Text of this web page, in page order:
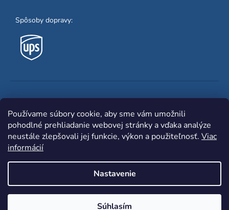
Používame súbory cookie, aby sme vám umožnili
pohodlné prehliadanie webovej stránky a vďaka analýze
neustále zlepšovali jej funkcie, výkon a použiteľnosť. Viac
informácií
Nastavenie
Súhlasím
Spôsoby dopravy:
Shoptet |mime digital